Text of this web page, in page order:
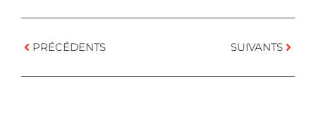
PRÉCÉDENTS SUIVANTS